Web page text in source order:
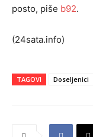
posto, piše b92.
(24sata.info)
TAGOVI Doseljenici